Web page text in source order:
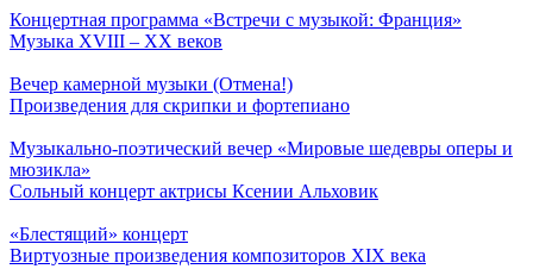
Концертная программа «Встречи с музыкой: Франция»
Музыка ХVIII – ХХ веков
Вечер камерной музыки (Отмена!)
Произведения для скрипки и фортепиано
Музыкально-поэтический вечер «Мировые шедевры оперы и
мюзикла»
Сольный концерт актрисы Ксении Альховик
«Блестящий» концерт
Виртуозные произведения композиторов ХIХ века